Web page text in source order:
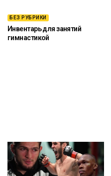
БЕЗ РУБРИКИ
Инвентарь для занятий
гимнастикой